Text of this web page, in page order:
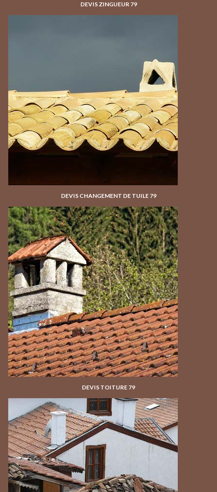
DEVIS ZINGUEUR 79
DEVIS CHANGEMENT DE TUILE 79
DEVIS TOITURE 79